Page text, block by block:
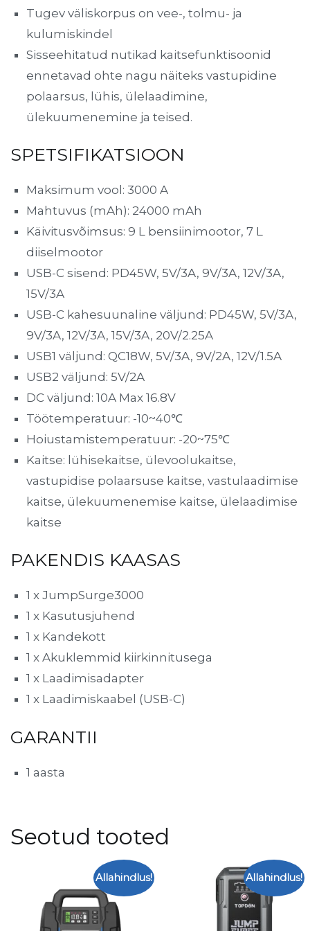
Tugev väliskorpus on vee-, tolmu- ja
kulumiskindel
Sisseehitatud nutikad kaitsefunktisoonid
ennetavad ohte nagu näiteks vastupidine
polaarsus, lühis, ülelaadimine,
ülekuumenemine ja teised.
SPETSIFIKATSIOON
Maksimum vool: 3000 A
Mahtuvus (mAh): 24000 mAh
Käivitusvõimsus: 9 L bensiinimootor, 7 L
diiselmootor
USB-C sisend: PD45W, 5V/3A, 9V/3A, 12V/3A,
15V/3A
USB-C kahesuunaline väljund: PD45W, 5V/3A,
9V/3A, 12V/3A, 15V/3A, 20V/2.25A
USB1 väljund: QC18W, 5V/3A, 9V/2A, 12V/1.5A
USB2 väljund: 5V/2A​
DC väljund: 10A Max 16.8V
Töötemperatuur: -10~40℃
Hoiustamistemperatuur: -20~75℃
Kaitse: lühisekaitse, ülevoolukaitse,
vastupidise polaarsuse kaitse, vastulaadimise
kaitse, ülekuumenemise kaitse, ülelaadimise
kaitse
PAKENDIS KAASAS
1 x JumpSurge3000
1 x Kasutusjuhend
1 x Kandekott
1 x Akuklemmid kiirkinnitusega
1 x Laadimisadapter
1 x Laadimiskaabel (USB-C)
GARANTII
1 aasta
Seotud tooted
Allahindlus! Allahindlus!